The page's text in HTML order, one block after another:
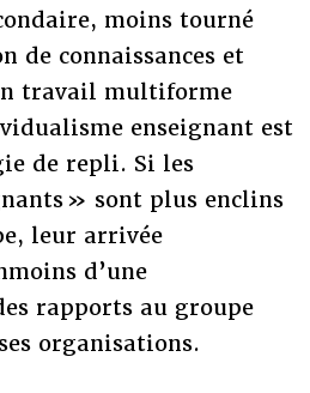
moins tourné
de connaissances et
travail multiforme
enseignant est
de repli. Si les
» sont plus enclins
leur arrivée
d’une
rapports au groupe
organisations.